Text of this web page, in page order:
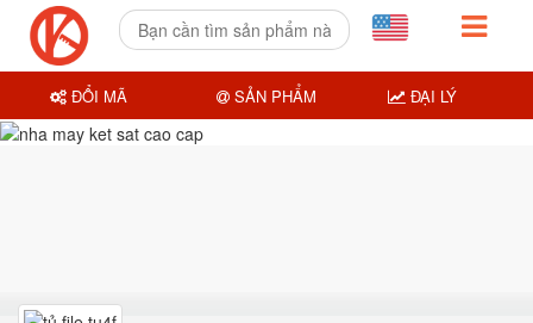
ĐỔI MÃ SẢN PHẨM ĐẠI LÝ